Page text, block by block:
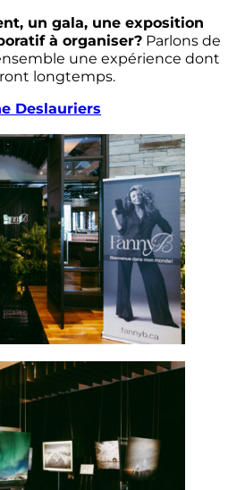
un gala, une exposition
à organiser? Parlons de
une expérience dont
longtemps.
Deslauriers